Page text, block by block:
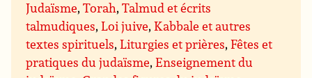
Judaïsme,Torah,Talmud et écrits
talmudiques,Loi juive,Kabbale et autres
textes spirituels,Liturgies et prières,Fêtes et
pratiques du judaïsme,Enseignement du